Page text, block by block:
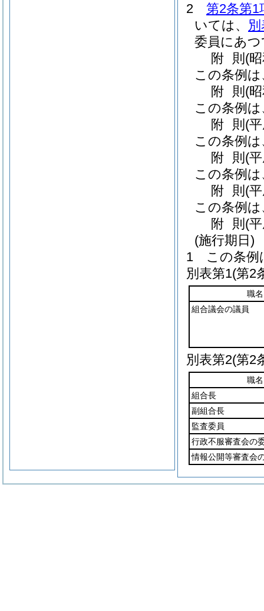
2
第2条第1
いては、
委員にあ
附 則 (
この条例
附 則 (
この条例
附 則 (
この条例
附 則 (
この条例
附 則 (
この条例
附 則 (
(施行期日)
1
この条例
別表第1(第2
職名
組合議会の議員
別表第2(第2
職名
組合長
副組合長
監査委員
行政不服審査会の
情報公開等審査会